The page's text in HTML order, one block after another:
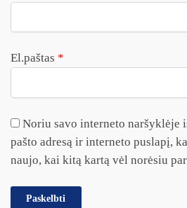
El.paštas *
Noriu savo interneto naršyklėje
pašto adresą ir interneto puslapį,
naujo, kai kitą kartą vėl norėsiu